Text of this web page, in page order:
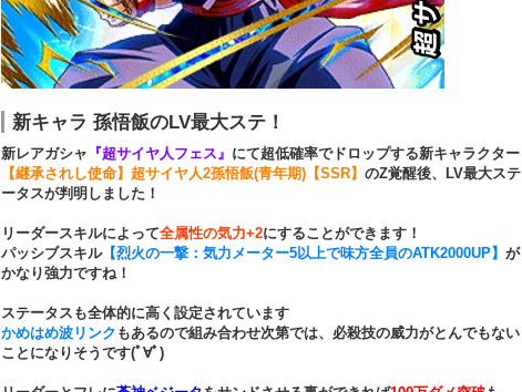
新キャラ 孫悟飯のLV最大ステ！
新レアガシャ 『超サイヤ人フェス』 にて超低確率でドロップする新キャラクター
【継承されし使命】超サイヤ人2孫悟飯(青年期)【SSR】 のZ覚醒後、LV最大ステ
ータスが判明しました！
リーダースキルによって全属性の気力+2にすることができます！
パッシブスキル【烈火の一撃：気力メーター5以上で味方全員のATK2000UP】 が
かなり強力ですね！
ステータスも全体的に高く設定されています
かめはめ波リンク もあるので組み合わせ次第では、必殺技の威力がとんでもない
ことになりそうです(ﾟ∀ﾟ)